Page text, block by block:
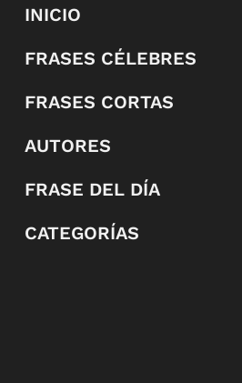
INICIO
FRASES CÉLEBRES
FRASES CORTAS
AUTORES
FRASE DEL DÍA
CATEGORÍAS